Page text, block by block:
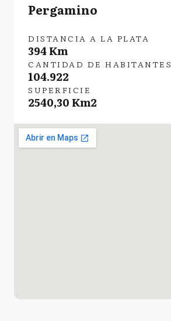
Pergamino
DISTANCIA A LA PLATA
394 Km
CANTIDAD DE HABITANTES
104.922
SUPERFICIE
2540,30 Km2